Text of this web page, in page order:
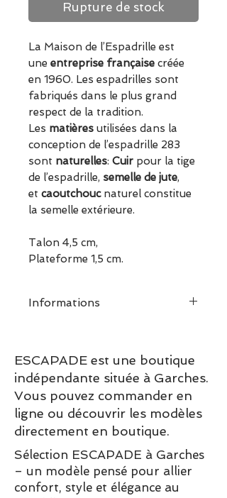
Rupture de stock
La Maison de l’Espadrille est
une entreprise française créée
en 1960. Les espadrilles sont
fabriqués dans le plus grand
respect de la tradition.
Les matières utilisées dans la
conception de l’espadrille 283
sont naturelles: Cuir pour la tige
de l’espadrille, semelle de jute,
et caoutchouc naturel constitue
la semelle extérieure.
Talon 4,5 cm,
Plateforme 1,5 cm.
Informations
Espadrille compensée "cousu
main" en cuir.
Boucle ajustable sur le côté,
doublure cuir.
Il est temps de ressortir les
chaussures compensées :
ultra confortable grâce à son
petit talon et sa semelle
ESCAPADE est une boutique
indépendante située à Garches.
Vous pouvez commander en
ligne ou découvrir les modèles
directement en boutique.
Sélection ESCAPADE à Garches
– un modèle pensé pour allier
confort, style et élégance au